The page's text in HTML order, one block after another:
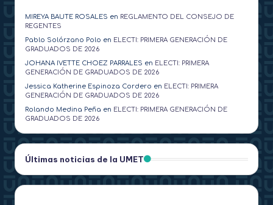
MIREYA BAUTE ROSALES en REGLAMENTO DEL CONSEJO DE
REGENTES
Pablo Solórzano Polo en ELECTI: PRIMERA GENERACIÓN DE
GRADUADOS DE 2026
JOHANA IVETTE CHOEZ PARRALES en ELECTI: PRIMERA
GENERACIÓN DE GRADUADOS DE 2026
Jessica Katherine Espinoza Cordero en ELECTI: PRIMERA
GENERACIÓN DE GRADUADOS DE 2026
Rolando Medina Peña en ELECTI: PRIMERA GENERACIÓN DE
GRADUADOS DE 2026
Últimas noticias de la UMET